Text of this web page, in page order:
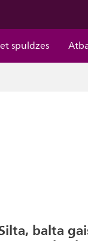
spuldzes
balta